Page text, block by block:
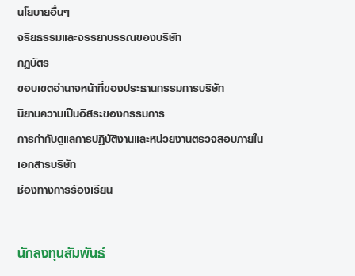
นโยบายอื่นๆ
จริยธรรมและจรรยาบรรณของบริษัท
กฎบัตร
ขอบเขตอำนาจหน้าที่ของประธานกรรมการบริษัท
นิยามความเป็นอิสระของกรรมการ
การกำกับดูแลการปฏิบัติงานและหน่วยงานตรวจสอบภายใน
เอกสารบริษัท
ช่องทางการร้องเรียน
นักลงทุนสัมพันธ์